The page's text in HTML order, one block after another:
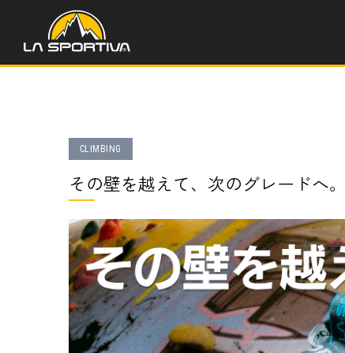
CLIMBING
その壁を越えて、次のグレードへ。